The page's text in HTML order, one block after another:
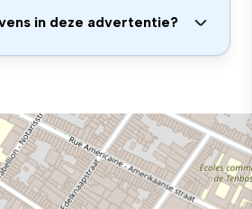
in deze advertentie?